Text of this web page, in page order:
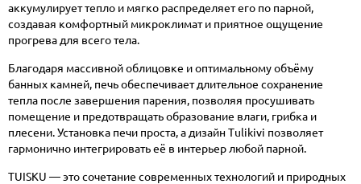
аккумулирует тепло и мягко распределяет его по парной,
создавая комфортный микроклимат и приятное ощущение
прогрева для всего тела.
Благодаря массивной облицовке и оптимальному объёму
банных камней, печь обеспечивает длительное сохранение
тепла после завершения парения, позволяя просушивать
помещение и предотвращать образование влаги, грибка и
плесени. Установка печи проста, а дизайн Tulikivi позволяет
гармонично интегрировать её в интерьер любой парной.
TUISKU — это сочетание современных технологий и природных